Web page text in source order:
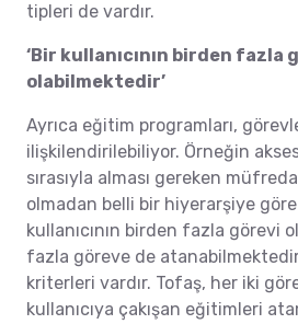
tipleri de vardır.
‘Bir kullanıcının birden fazla
olabilmektedir’
Ayrıca eğitim programları,
ilişkilendirilebiliyor. Örneğin
sırasıyla alması gereken
olmadan belli bir hiyerarşiye
kullanıcının birden fazla görevi
fazla göreve de
kriterleri vardır. Tofaş, her iki
kullanıcıya çakışan eğitimleri